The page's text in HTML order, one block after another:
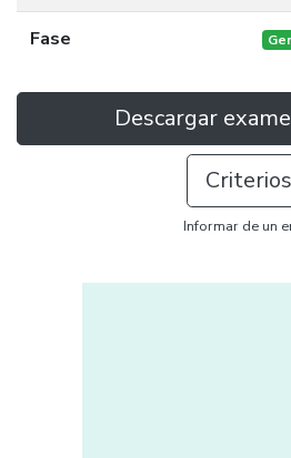
Fase
Descargar
Criterios
Informar de un